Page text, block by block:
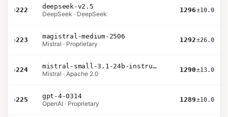
›222
deepseek-v2.5
DeepSeek · DeepSeek
1296±10.0
›223
magistral-medium-2506
Mistral · Proprietary
1292±26.0
›224
mistral-small-3.1-24b-instruct-2503
Mistral · Apache 2.0
1290±13.0
›225
gpt-4-0314
OpenAI · Proprietary
1289±10.0